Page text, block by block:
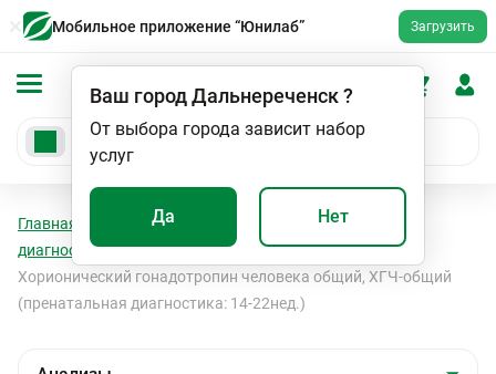
Мобильное приложение “Юнилаб” Загрузить
Ваш городДальнереченск?
От выбора города зависит набор
услуг
Да Нет
Главная Анализы
Пренатальная
диагностика
Пренатальная диагностика
Хорионический гонадотропин человека общий, ХГЧ-общий
(пренатальная диагностика: 14-22нед.)